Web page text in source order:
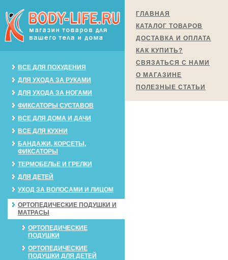
ВСЕ ДЛЯ ПОХУДЕНИЯ
ДЛЯ УХОДА ЗА РУКАМИ
ДЛЯ УХОДА ЗА НОГАМИ
ФИКСАТОРЫ СУСТАВОВ
ВСЕ ДЛЯ ДОМА И ДАЧИ
ВСЕ ДЛЯ КУХНИ
БАНДАЖИ, КОРСЕТЫ,
ФИКСАТОРЫ
ТЕРМОБЕЛЬЕ И ГРЕЛКИ
ДЛЯ ДЕТЕЙ
УХОД ЗА ВОЛОСАМИ И ЛИЦОМ
ОРТОПЕДИЧЕСКИЕ ПОДУШКИ И
МАТРАСЫ
ОРТОПЕДИЧЕСКИЕ
ПОДУШКИ
ОРТОПЕДИЧЕСКИЕ
ПОДУШКИ ДЛЯ ДЕТЕЙ
ГЛАВНАЯ
КАТАЛОГ ТОВАРОВ
ДОСТАВКА И ОПЛАТА
КАК КУПИТЬ?
СВЯЗАТЬСЯ С НАМИ
О МАГАЗИНЕ
ПОЛЕЗНЫЕ СТАТЬИ